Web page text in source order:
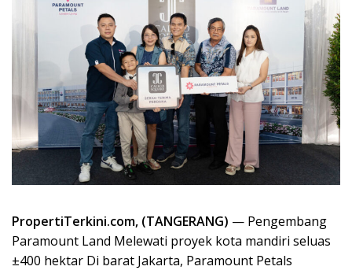
PropertiTerkini.com, (TANGERANG) — Pengembang
Paramount Land Melewati proyek kota mandiri seluas
±400 hektar Di barat Jakarta, Paramount Petals